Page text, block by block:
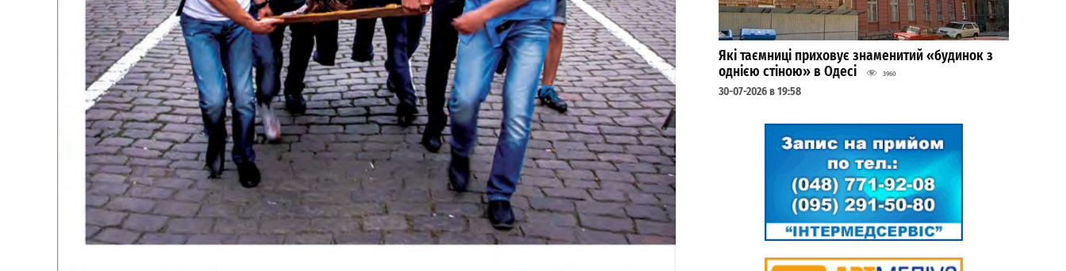
Які таємниці приховує знаменитий «будинок з
однією стіною» в Одесі
3960
30-07-2026 в 19:58